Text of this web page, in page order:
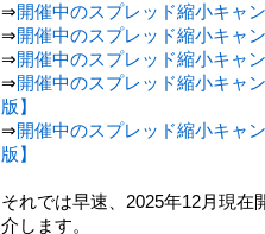
⇒開催中のスプレッド縮小キャ
⇒開催中のスプレッド縮小キャ
⇒開催中のスプレッド縮小キャ
⇒開催中のスプレッド縮小キャ
版】
⇒開催中のスプレッド縮小キャ
版】
それでは早速、2025年12月現
介します。